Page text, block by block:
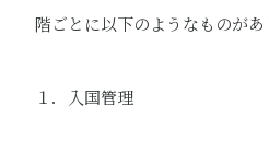
階ごとに以下のようなものがあ
１．入国管理